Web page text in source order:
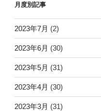
月度別記事
2023年7月 (2)
2023年6月 (30)
2023年5月 (31)
2023年4月 (30)
2023年3月 (31)